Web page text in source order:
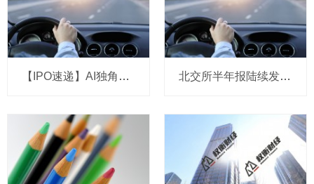
【IPO速递】AI独角兽演语科技拟冲刺港股：成立三年，ARR剑指7亿美元 北交所半年报陆续发布 高景气赛道企业业绩亮眼